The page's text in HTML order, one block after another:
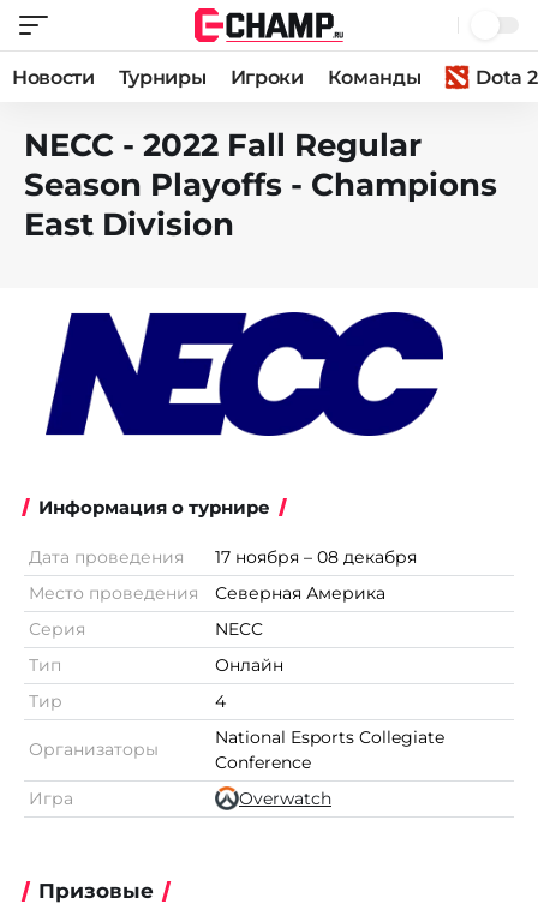
Новости Турниры Игроки Команды Dota 2
NECC - 2022 Fall Regular
Season Playoffs - Champions
East Division
Информация о турнире
Дата проведения
17 ноября – 08 декабря
Место проведения
Северная Америка
Серия
NECC
Тип
Онлайн
Тир
4
Организаторы
National Esports Collegiate
Conference
Игра
Overwatch
Призовые